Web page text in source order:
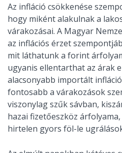
Az infláció csökkenése
hogy miként alakulnak a
várakozásai. A Magyar
az inflációs érzet
mit láthatunk a forint
ugyanis ellentarthat az árak
alacsonyabb importált
fontosabb a várakozások
viszonylag szűk sávban,
hazai fizetőeszköz
hirtelen gyors föl-le